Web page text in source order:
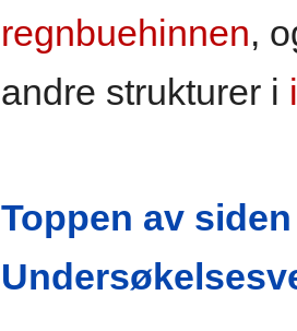
regnbuehinnen,
andre strukturer i
Toppen av siden